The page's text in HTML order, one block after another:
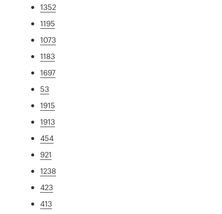
1352
1195
1073
1183
1697
53
1915
1913
454
921
1238
423
413